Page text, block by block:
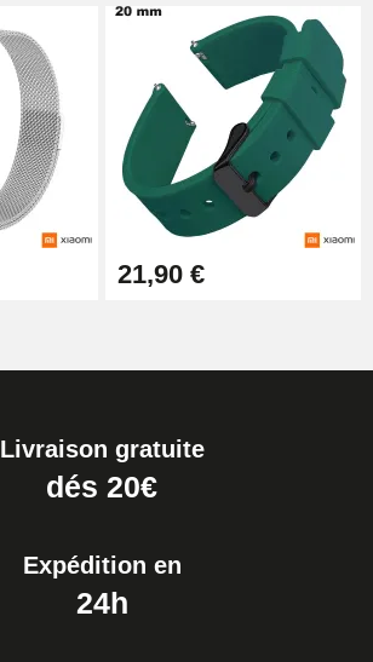
21,90 €
Livraison gratuite
dés 20€
Expédition en
24h